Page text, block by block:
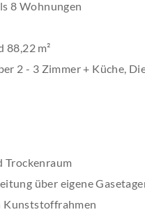
8 Wohnungen
88,22 m²
2 - 3 Zimmer + Küche,
Trockenraum
über eigene
Kunststoffrahmen